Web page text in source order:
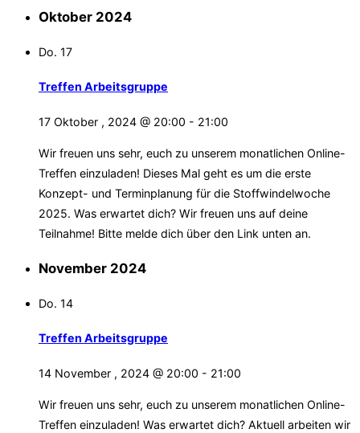
Oktober 2024
Do. 17
Treffen Arbeitsgruppe
17 Oktober , 2024 @ 20:00 - 21:00
Wir freuen uns sehr, euch zu unserem monatlichen Online-
Treffen einzuladen! Dieses Mal geht es um die erste
Konzept- und Terminplanung für die Stoffwindelwoche
2025. Was erwartet dich? Wir freuen uns auf deine
Teilnahme! Bitte melde dich über den Link unten an.
November 2024
Do. 14
Treffen Arbeitsgruppe
14 November , 2024 @ 20:00 - 21:00
Wir freuen uns sehr, euch zu unserem monatlichen Online-
Treffen einzuladen! Was erwartet dich? Aktuell arbeiten wir